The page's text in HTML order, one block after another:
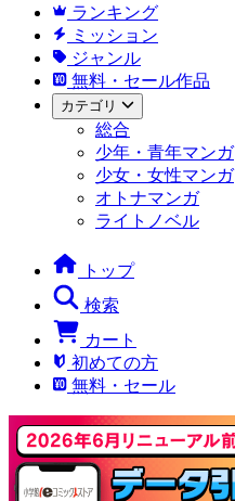
ランキング
ミッション
ジャンル
無料・セール作品
カテゴリ
総合
少年・青年マンガ
少女・女性マンガ
オトナマンガ
ライトノベル
トップ
検索
カート
初めての方
無料・セール